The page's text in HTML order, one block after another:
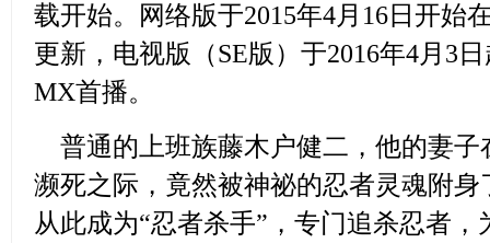
载开始。
网络版于2015年4月16日开始
更新， 电视版（SE版） 于2016年4月3
MX首播。
普通的上班族藤木户健二，他的妻子
濒死之际，竟然被神祕的忍者灵魂附
从此成为“忍者杀手”，专门追杀忍者